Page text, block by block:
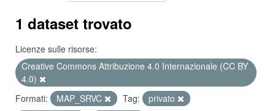
1 dataset trovato
Licenze sulle risorse:
Creative Commons Attribuzione 4.0 Internazionale (CC BY
4.0)
Formati:
MAP_SRVC Tag:
privato